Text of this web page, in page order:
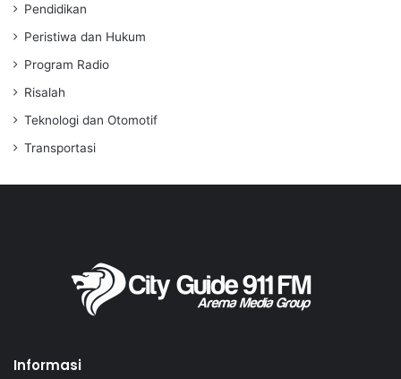
Pendidikan
Peristiwa dan Hukum
Program Radio
Risalah
Teknologi dan Otomotif
Transportasi
Informasi